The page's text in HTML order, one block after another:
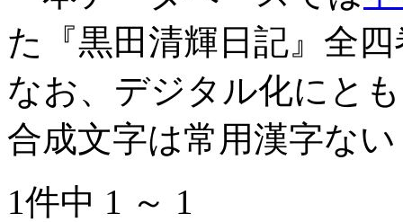
た『黒田清輝日記』全
なお、デジタル化にと
合成文字は常用漢字な
1件中 1 ～ 1